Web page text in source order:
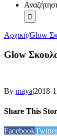
Αρχική/Glow
Glow
By maya|2018-
Share This
FacebookTwitter